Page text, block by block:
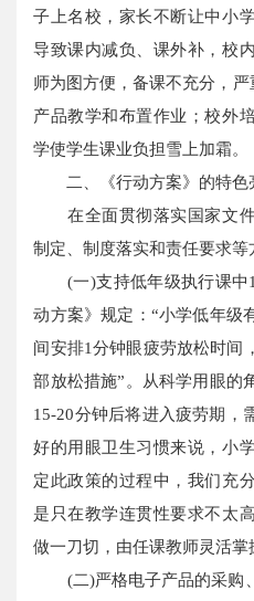
子上名校，家长不断让中小
导致课内减负、课外补，校
师为图方便，备课不充分，
产品教学和布置作业；校外
学使学生课业负担雪上加霜。
二、《行动方案》的特色
在全面贯彻落实国家文件
制定、制度落实和责任要求等
(一)支持低年级执行课中1
动方案》规定：“小学低年级
间安排1分钟眼疲劳放松时间
部放松措施”。从科学用眼的
15-20分钟后将进入疲劳期，
好的用眼卫生习惯来说，小
定此政策的过程中，我们充
是只在教学连贯性要求不太
做一刀切，由任课教师灵活掌
(二)严格电子产品的采购